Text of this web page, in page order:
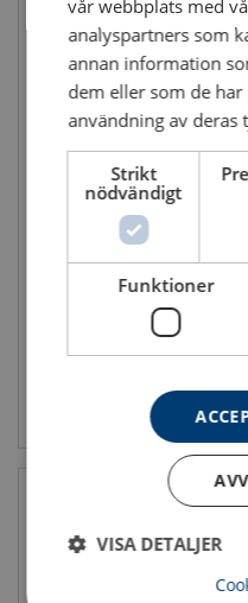
Pallgaffel typ 6010
Se produkt
vår webbplats med
analyspartners som
annan information
dem eller som de
användning av deras
Strikt
nödvändigt
Funktioner
VISA DETALJER